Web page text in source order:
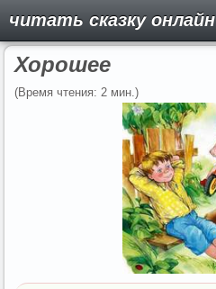
читать сказку онлайн
Хорошее
(Время чтения: 2 мин.)